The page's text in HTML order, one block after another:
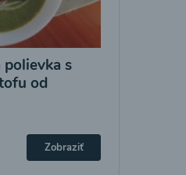
s
od
Zobraziť